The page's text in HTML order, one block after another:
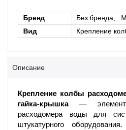
Бренд
Без бренда,
Вид
Крепление
Описание
Крепление колбы
гайка-крышка— элемент
расходомера воды для
штукатурного